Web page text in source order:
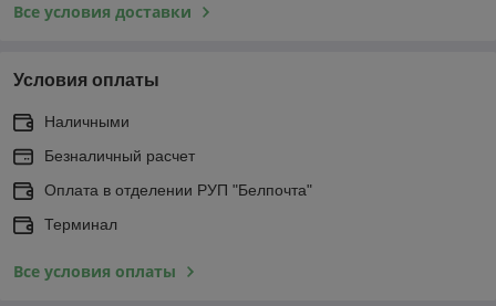
Все условия доставки
Условия оплаты
Наличными
Безналичный расчет
Оплата в отделении РУП "Белпочта"
Терминал
Все условия оплаты